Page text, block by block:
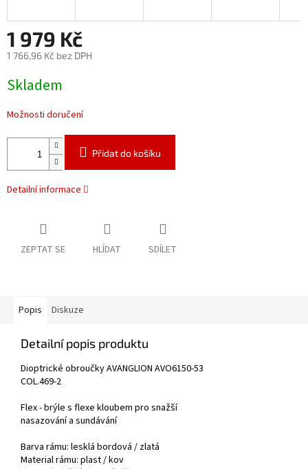
1 979 Kč
1 766,96 Kč bez DPH
cena:
Skladem
Možnosti doručení
Přidat do košíku
Detailní informace
ZEPTAT SE HLÍDAT SDÍLET
Popis Diskuze
Detailní popis produktu
Dioptrické obroučky AVANGLION AVO6150-53
COL.469-2
Flex - brýle s flexe kloubem pro snažší
nasazování a sundávání
Barva rámu: lesklá bordová / zlatá
Material rámu: plast / kov